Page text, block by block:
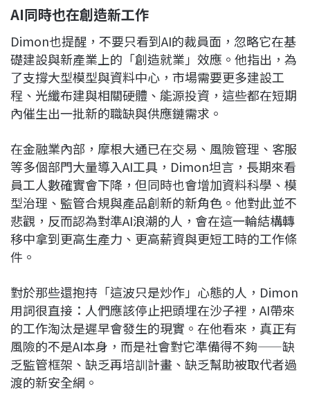
AI同時也在創造新工作
Dimon也提醒，不要只看到AI的裁員面，忽略它在基
礎建設與新產業上的「創造就業」效應。他指出，為
了支撐大型模型與資料中心，市場需要更多建設工
程、光纖布建與相關硬體、能源投資，這些都在短期
內催生出一批新的職缺與供應鏈需求。​
在金融業內部，摩根大通已在交易、風險管理、客服
等多個部門大量導入AI工具，Dimon坦言，長期來看
員工人數確實會下降，但同時也會增加資料科學、模
型治理、監管合規與產品創新的新角色。他對此並不
悲觀，反而認為對準AI浪潮的人，會在這一輪結構轉
移中拿到更高生產力、更高薪資與更短工時的工作條
件。​
對於那些還抱持「這波只是炒作」心態的人，Dimon
用詞很直接：人們應該停止把頭埋在沙子裡，AI帶來
的工作淘汰是遲早會發生的現實。在他看來，真正有
風險的不是AI本身，而是社會對它準備得不夠——缺
乏監管框架、缺乏再培訓計畫、缺乏幫助被取代者過
渡的新安全網。​